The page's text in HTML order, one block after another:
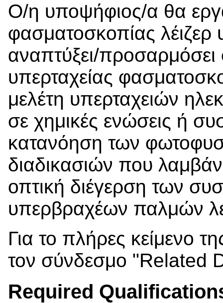
Ο/η υποψήφιος/α θα
φασματοσκοπίας
αναπτύξει/
υπερταχείας
μελέτη υπερταχειών
σε χημικές ενώσεις ή
κατανόηση των
διαδικασιών που
οπτική διέγερση των
υπερβραχέων παλμών
Για το πλήρες κείμενο
τον σύνδεσμο "Related
Required